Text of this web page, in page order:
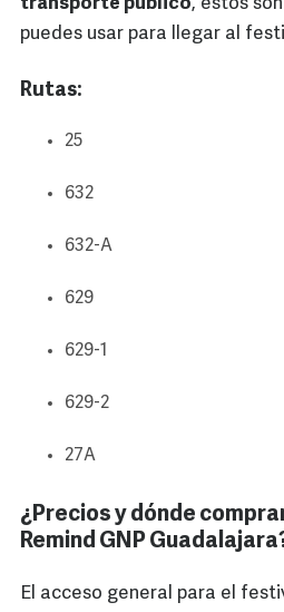
puedes usar para llegar al
Rutas:
25
632
632-A
629
629-1
629-2
27A
¿Precios y dónde
Remind GNP
El acceso general para el